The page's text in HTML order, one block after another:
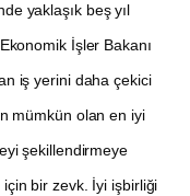
yaklaşık beş yıl
İşler Bakanı
iş yerini daha çekici
mümkün olan en iyi
şekillendirmeye
bir zevk. İyi işbirliği